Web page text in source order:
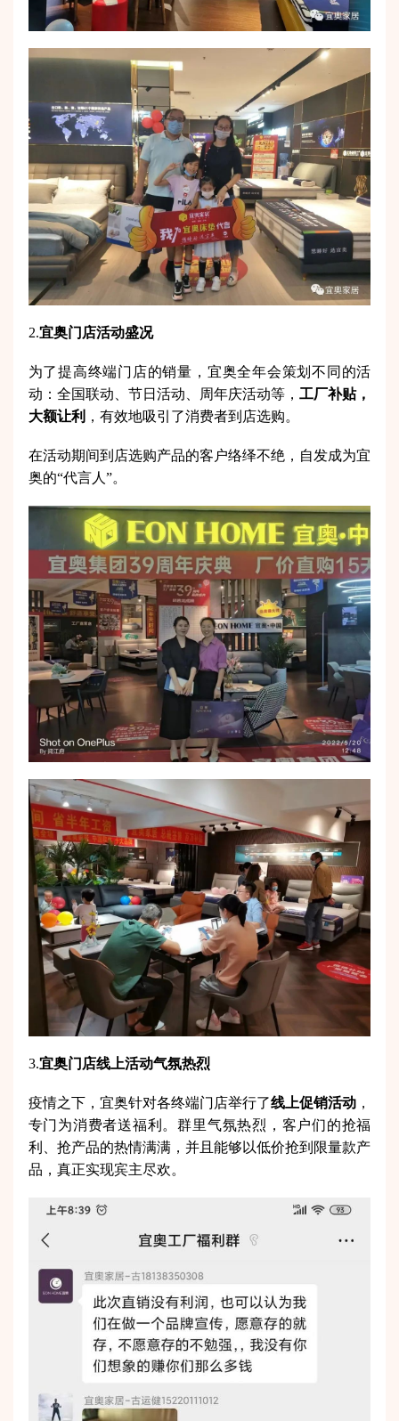
2.宜奥门店活动盛况
为了提高终端门店的销量，宜奥全年会策划不同的活
动：全国联动、节日活动、周年庆活动等，工厂补贴，
大额让利 ，有效地吸引了消费者到店选购。
在活动期间到店选购产品的客户络绎不绝，自发成为宜
奥的“代言人”。
3.宜奥门店线上活动气氛热烈
疫情之下，宜奥针对各终端门店举行了线上促销活动 ，
专门为消费者送福利。群里气氛热烈，客户们的抢福
利、抢产品的热情满满，并且能够以低价抢到限量款产
品，真正实现宾主尽欢。